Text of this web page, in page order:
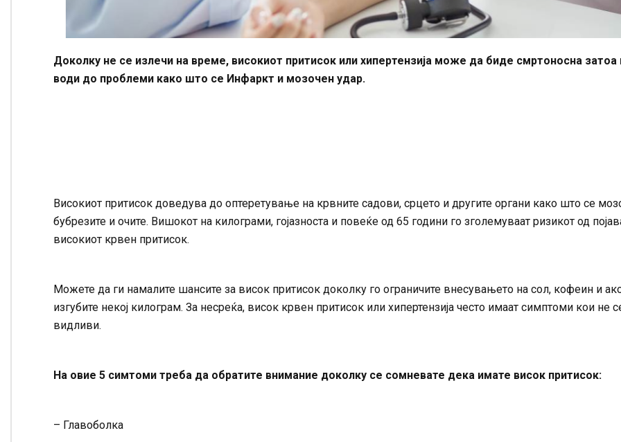
Доколку не се излечи на време, високиот притисок или хипертензија може да биде смртоносна
води до проблеми како што се Инфаркт и мозочен удар.
Високиот притисок доведува до оптеретување на крвните садови, срцето и другите органи како што се
бубрезите и очите. Вишокот на килограми, гојазноста и повеќе од 65 години го зголемуваат ризикот од
високиот крвен притисок.
Можете да ги намалите шансите за висок притисок доколку го ограничите внесувањето на сол, кофеин и
изгубите некој килограм. За несреќа, висок крвен притисок или хипертензија често имаат симптоми кои не
видливи.
На овие 5 симтоми треба да обратите внимание доколку се сомневате дека имате висок притисок:
– Главоболка